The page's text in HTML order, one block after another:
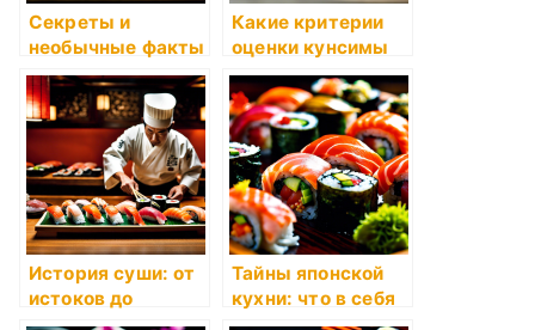
Секреты и
необычные факты
о суши
Какие критерии
оценки кунсимы
(рисовая
шарика)?
История суши: от
истоков до
современности
Тайны японской
кухни: что в себя
заключают суши?